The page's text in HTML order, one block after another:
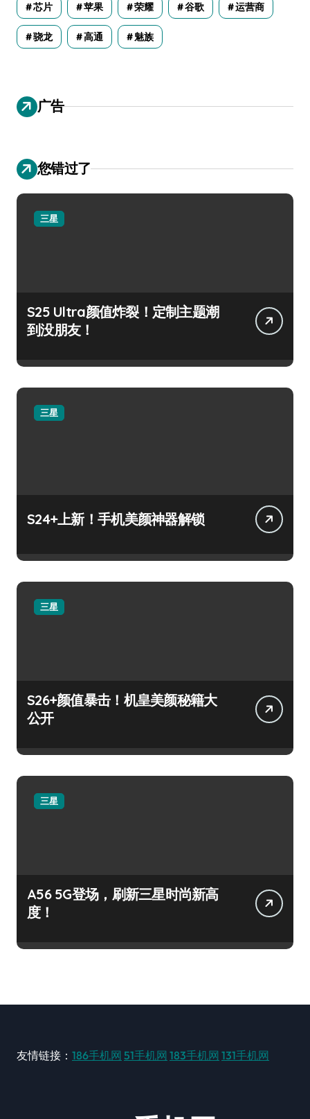
芯片 苹果 荣耀 谷歌 运营商
骁龙 高通 魅族
广告
您错过了
三星
S25 Ultra颜值炸裂！定制主题潮
到没朋友！
三星
S24+上新！手机美颜神器解锁
三星
S26+颜值暴击！机皇美颜秘籍大
公开
三星
A56 5G登场，刷新三星时尚新高
度！
友情链接： 186手机网 51手机网 183手机网 131手机网